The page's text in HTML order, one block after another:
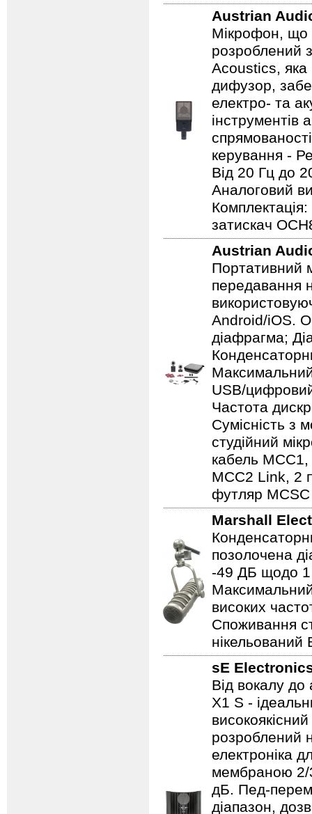
Austrian
Мікрофон, що
розроблений
Acoustics, яка
дифузор,
електро- та
інструментів
керування -
Від 20 Гц до
Аналоговий
затискач
Austrian
Портативний
передавання
Android/iOS.
діафрагма;
USB/
Частота
Сумісність з
студійний
кабель
MCC2 Link, 2
футляр MCSC
Marshall
позолочена
-49 ДБ щодо 1
високих
Споживання
нікельований
sE
Від вокалу до
X1 S -
розроблений
електроніка
мембраною 2/
дБ. Пед-
діапазон,